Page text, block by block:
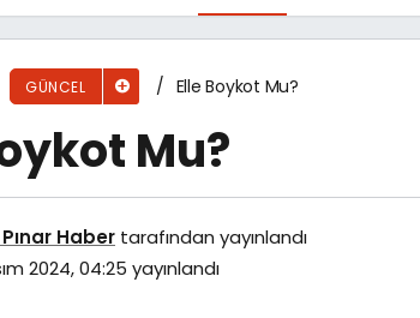
GÜNCEL Elle Boykot Mu?
Mu?
Haber tarafından yayınlandı
2024, 04:25 yayınlandı